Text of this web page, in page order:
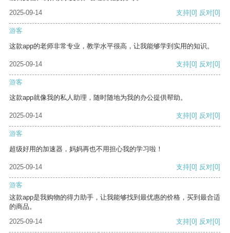
2025-09-14
支持[0] 反对[0]
游客
这款app的老师非常专业，教学水平很高，让我能够学到实用的知识。
2025-09-14 支持[0] 反对[0]
游客
这款app就像我的私人助理，随时随地为我的办公提供帮助。
2025-09-14 支持[0] 反对[0]
游客
超级好用的加速器，妈妈再也不用担心我的学习啦！
2025-09-14 支持[0] 反对[0]
游客
这款app是我购物的得力助手，让我能够找到最优惠的价格，买到最合适
的商品。
2025-09-14
支持[0] 反对[0]